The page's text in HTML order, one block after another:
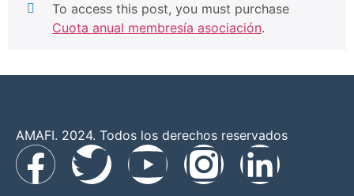
To access this post, you must purchase
Cuota anual membresía asociación.
AMAFI. 2024. Todos los derechos reservados